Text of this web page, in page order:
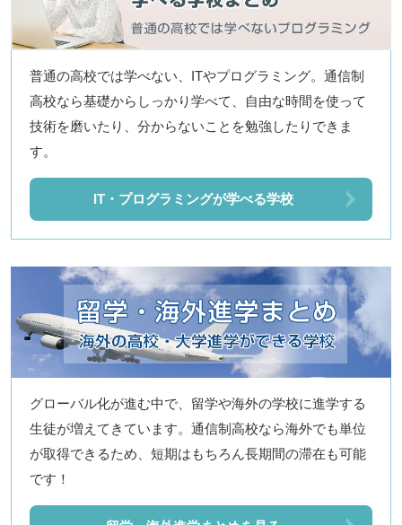
普通の高校では学べない、ITやプログラミング。通信制
高校なら基礎からしっかり学べて、自由な時間を使って
技術を磨いたり、分からないことを勉強したりできま
す。
IT・プログラミングが学べる学校
グローバル化が進む中で、留学や海外の学校に進学する
生徒が増えてきています。通信制高校なら海外でも単位
が取得できるため、短期はもちろん長期間の滞在も可能
です！